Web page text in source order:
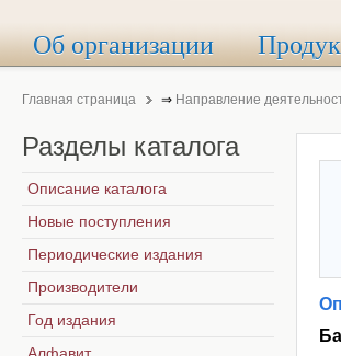
Об организации
Главная страница ⇒ Направление
Разделы каталога
Описание каталога
Новые поступления
Периодические издания
Производители
Год издания